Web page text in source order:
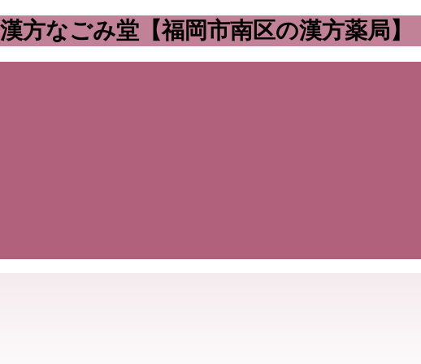
方なごみ堂【福岡市南区の漢方薬局】